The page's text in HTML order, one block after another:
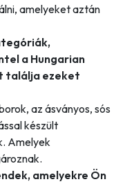
amelyeket aztán
a Hungarian
találja ezeket
az ásványos, sós
készült
Amelyek
amelyekre Ön